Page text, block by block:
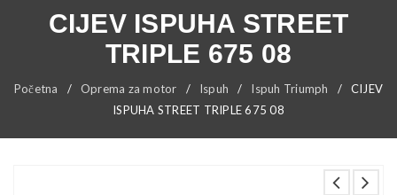
CIJEV ISPUHA STREET
TRIPLE 675 08
Početna / Oprema za motor / Ispuh / Ispuh Triumph /
CIJEV
ISPUHA STREET TRIPLE 675 08